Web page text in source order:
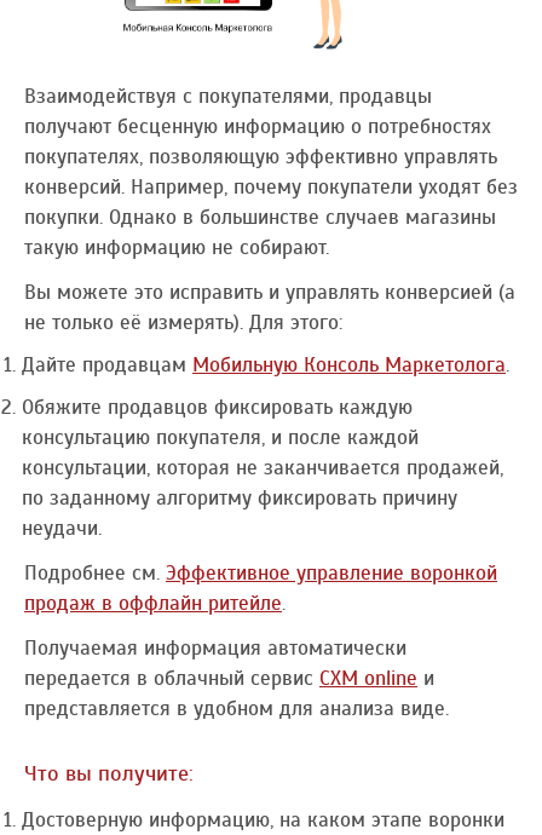
Взаимодействуя с покупателями, продавцы
получают бесценную информацию о потребностях
покупателях, позволяющую эффективно управлять
конверсий. Например, почему покупатели уходят без
покупки. Однако в большинстве случаев магазины
такую информацию не собирают.
Вы можете это исправить и управлять конверсией (а
не только её измерять). Для этого:
Дайте продавцам Мобильную Консоль Маркетолога.
Обяжите продавцов фиксировать каждую
консультацию покупателя, и после каждой
консультации, которая не заканчивается продажей,
по заданному алгоритму фиксировать причину
неудачи.
Подробнее см. Эффективное управление воронкой
продаж в оффлайн ритейле.
Получаемая информация автоматически
передается в облачный сервис CXM online и
представляется в удобном для анализа виде.
Что вы получите:
Достоверную информацию, на каком этапе воронки